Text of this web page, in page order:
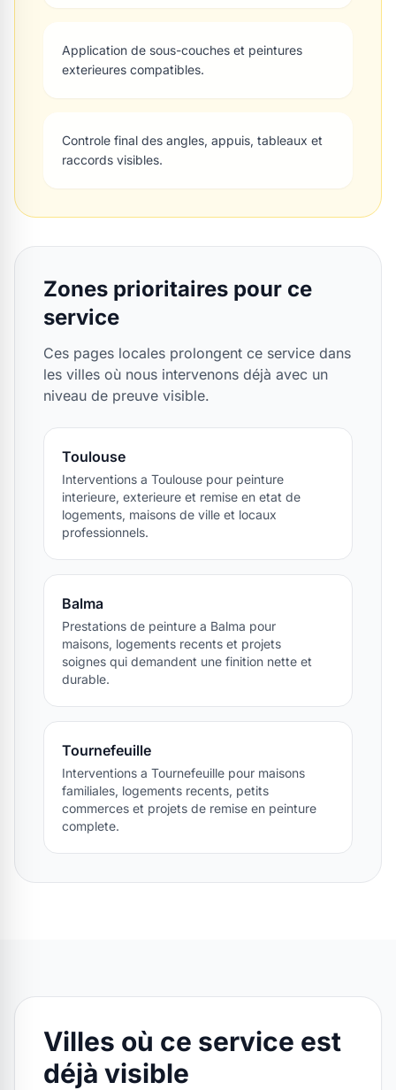
Application de sous-couches et peintures
exterieures compatibles.
Controle final des angles, appuis, tableaux et
raccords visibles.
Zones prioritaires pour ce
service
Ces pages locales prolongent ce service dans
les villes où nous intervenons déjà avec un
niveau de preuve visible.
Toulouse
Interventions a Toulouse pour peinture
interieure, exterieure et remise en etat de
logements, maisons de ville et locaux
professionnels.
Balma
Prestations de peinture a Balma pour
maisons, logements recents et projets
soignes qui demandent une finition nette et
durable.
Tournefeuille
Interventions a Tournefeuille pour maisons
familiales, logements recents, petits
commerces et projets de remise en peinture
complete.
Villes où ce service est
déjà visible